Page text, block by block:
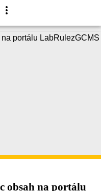
obsah na portálu